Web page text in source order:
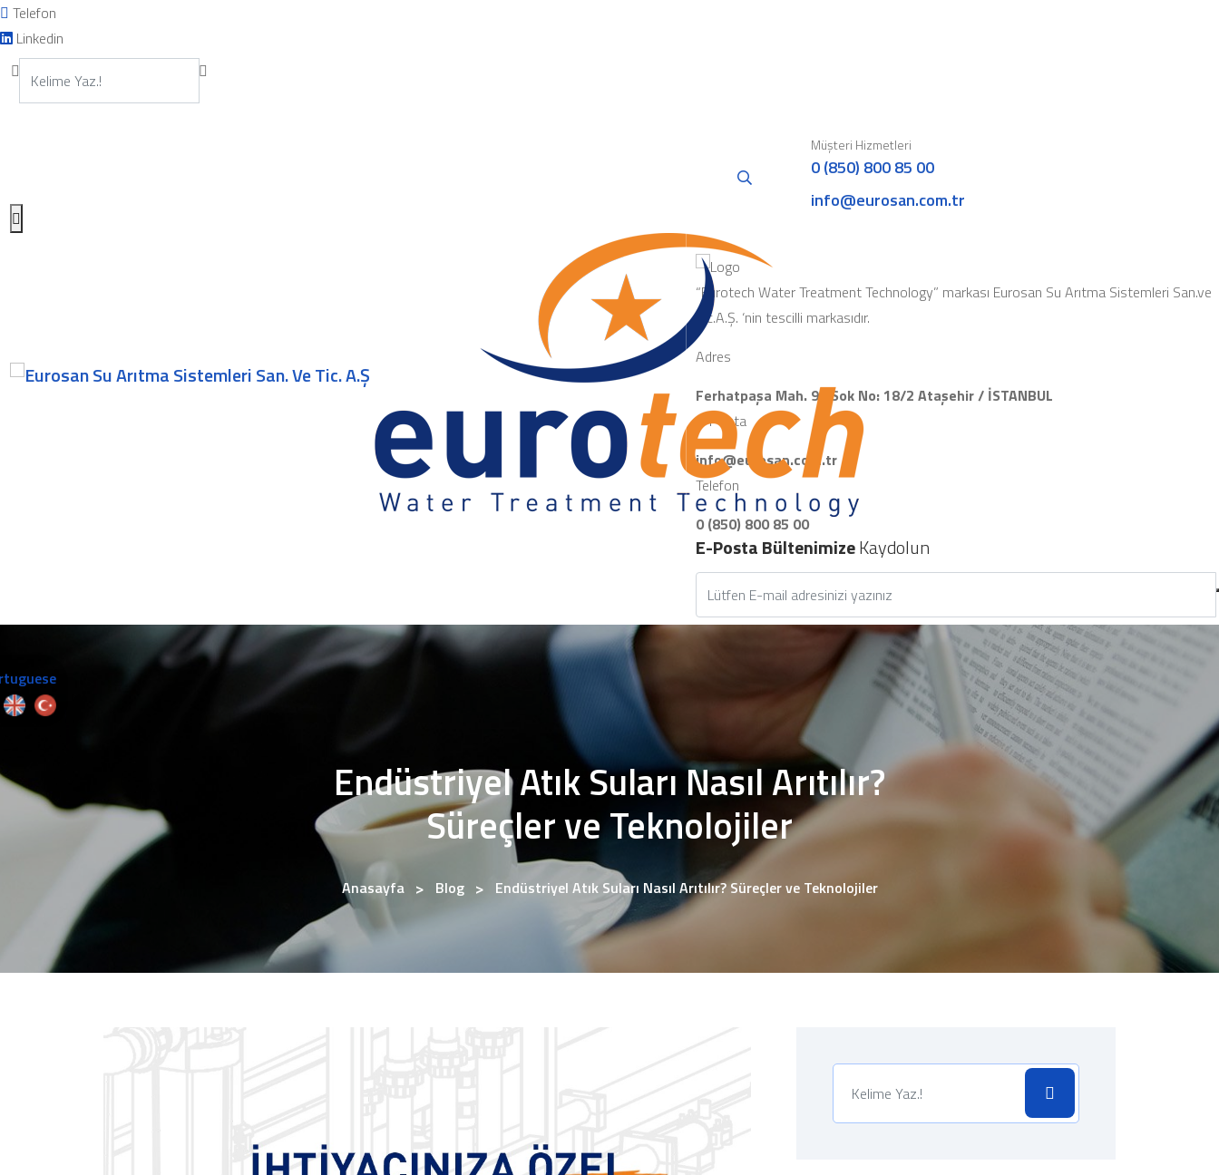
Telefon
Linkedin
Müşteri Hizmetleri
0 (850) 800 85 00
info@eurosan.com.tr
“Eurotech Water Treatment Technology” markası Eurosan Su Arıtma Sistemleri San.ve
Tic.A.Ş. ‘nin tescilli markasıdır.
Adres
Ferhatpaşa Mah. 91.Sok No: 18/2 Ataşehir / İSTANBUL
E-Posta
info@eurosan.com.tr
Telefon
0 (850) 800 85 00
E-Posta BültenimizeKaydolun
Endüstriyel Atık Suları Nasıl Arıtılır?
Süreçler ve Teknolojiler
Anasayfa Blog Endüstriyel Atık Suları Nasıl Arıtılır? Süreçler ve Teknolojiler